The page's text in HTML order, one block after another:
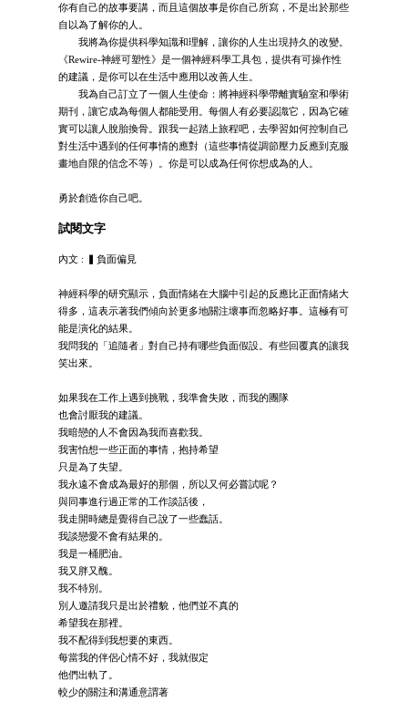
你有自己的故事要講，而且這個故事是你自己所寫，不是出於那些
自以為了解你的人。
我將為你提供科學知識和理解，讓你的人生出現持久的改變。
《Rewire-神經可塑性》是一個神經科學工具包，提供有可操作性
的建議，是你可以在生活中應用以改善人生。
我為自己訂立了一個人生使命：將神經科學帶離實驗室和學術
期刊，讓它成為每個人都能受用。每個人有必要認識它，因為它確
實可以讓人脫胎換骨。跟我一起踏上旅程吧，去學習如何控制自己
對生活中遇到的任何事情的應對（這些事情從調節壓力反應到克服
畫地自限的信念不等）。你是可以成為任何你想成為的人。
勇於創造你自己吧。
試閱文字
內文 : ▍負面偏見
神經科學的研究顯示，負面情緒在大腦中引起的反應比正面情緒大
得多，這表示著我們傾向於更多地關注壞事而忽略好事。這極有可
能是演化的結果。
我問我的「追隨者」對自己持有哪些負面假設。有些回覆真的讓我
笑出來。
如果我在工作上遇到挑戰，我準會失敗，而我的團隊
也會討厭我的建議。
我暗戀的人不會因為我而喜歡我。
我害怕想一些正面的事情，抱持希望
只是為了失望。
我永遠不會成為最好的那個，所以又何必嘗試呢？
與同事進行過正常的工作談話後，
我走開時總是覺得自己說了一些蠢話。
我談戀愛不會有結果的。
我是一桶肥油。
我又胖又醜。
我不特別。
別人邀請我只是出於禮貌，他們並不真的
希望我在那裡。
我不配得到我想要的東西。
每當我的伴侶心情不好，我就假定
他們出軌了。
較少的關注和溝通意謂著